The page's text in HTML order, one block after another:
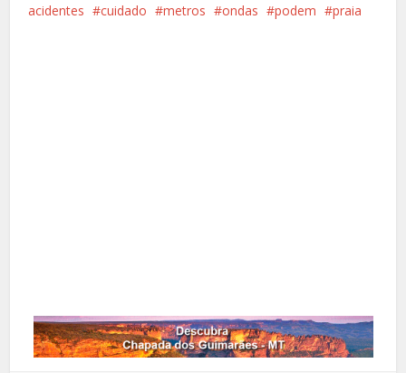
acidentes
cuidado metros ondas podem praia